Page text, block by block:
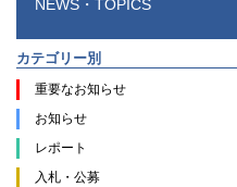
NEWS・TOPICS
カテゴリー別
重要なお知らせ
お知らせ
レポート
入札・公募